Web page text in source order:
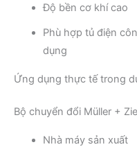
Độ bền cơ khí cao
Phù hợp tủ điện
dụng
Ứng dụng thực tế trong
Bộ chuyển đổi Müller +
Nhà máy sản xuất